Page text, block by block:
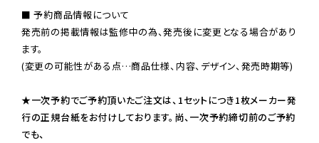
■ 予約商品情報について
発売前の掲載情報は監修中の為、発売後に変更となる場合があり
ます。
(変更の可能性がある点…商品仕様、内容、デザイン、発売時期等)
★一次予約でご予約頂いたご注文は、1セットにつき1枚メーカー発
行の正規台紙をお付けしております。尚、一次予約締切前のご予約
でも、